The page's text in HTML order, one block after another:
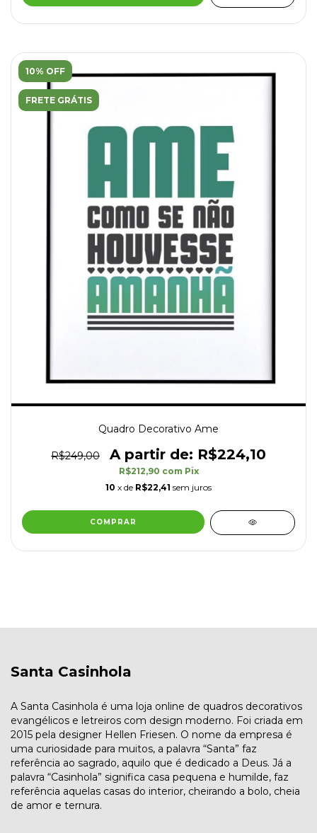
10% OFF
FRETE GRÁTIS
Quadro Decorativo Ame
R$249,00 R$224,10
R$212,90 com Pix
10 x de R$22,41 sem juros
COMPRAR
Santa Casinhola
A Santa Casinhola é uma loja online de quadros decorativos
evangélicos e letreiros com design moderno. Foi criada em
2015 pela designer Hellen Friesen. O nome da empresa é
uma curiosidade para muitos, a palavra “Santa” faz
referência ao sagrado, aquilo que é dedicado a Deus. Já a
palavra “Casinhola” significa casa pequena e humilde, faz
referência aquelas casas do interior, cheirando a bolo, cheia
de amor e ternura.